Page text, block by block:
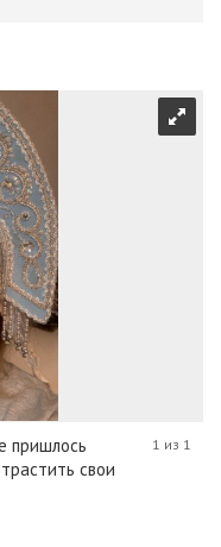
пришлось
свои
1 из 1